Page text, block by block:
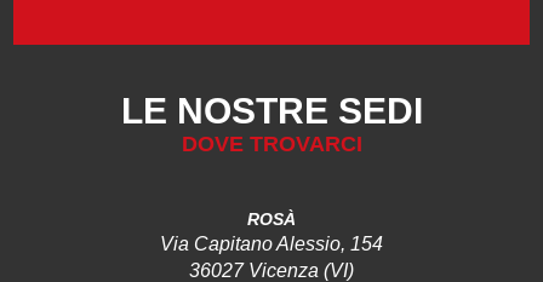
LE NOSTRE SEDI
DOVE TROVARCI
ROSÀ
Via Capitano Alessio, 154
36027 Vicenza (VI)